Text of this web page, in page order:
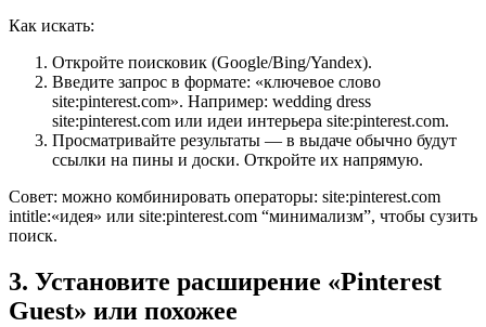
Как искать:
Откройте поисковик (Google/Bing/Yandex).
Введите запрос в формате: «ключевое слово
site:pinterest.com». Например: wedding dress
site:pinterest.com или идеи интерьера site:pinterest.com.
Просматривайте результаты — в выдаче обычно будут
ссылки на пины и доски. Откройте их напрямую.
Совет: можно комбинировать операторы: site:pinterest.com
intitle:«идея» или site:pinterest.com “минимализм”, чтобы сузить
поиск.
3. Установите расширение «Pinterest
Guest» или похожее